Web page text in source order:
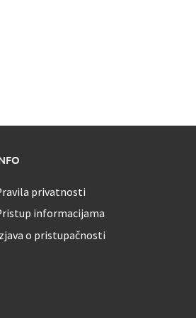
privatnosti
informacijama
o pristupačnosti